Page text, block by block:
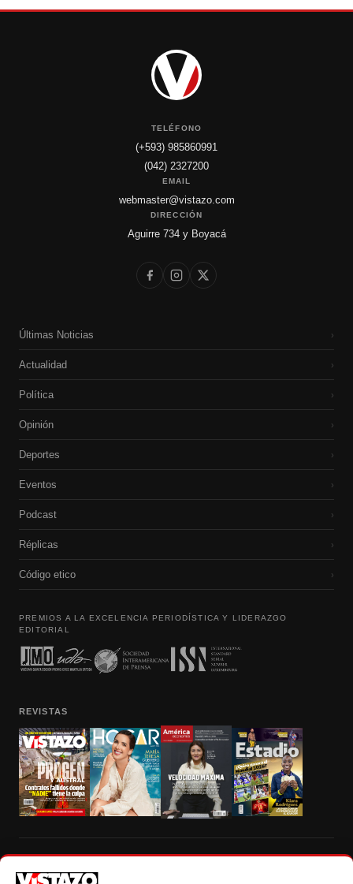
TELÉFONO
(+593) 985860991
(042) 2327200
EMAIL
webmaster@vistazo.com
DIRECCIÓN
Aguirre 734 y Boyacá
Últimas Noticias ›
Actualidad ›
Política ›
Opinión ›
Deportes ›
Eventos ›
Podcast ›
Réplicas ›
Código etico ›
PREMIOS A LA EXCELENCIA PERIODÍSTICA Y LIDERAZGO
EDITORIAL
REVISTAS
autorización escrita de su titular, de todos los contenidos de Vistazo.com.